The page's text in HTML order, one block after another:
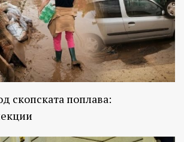
скопската поплава: